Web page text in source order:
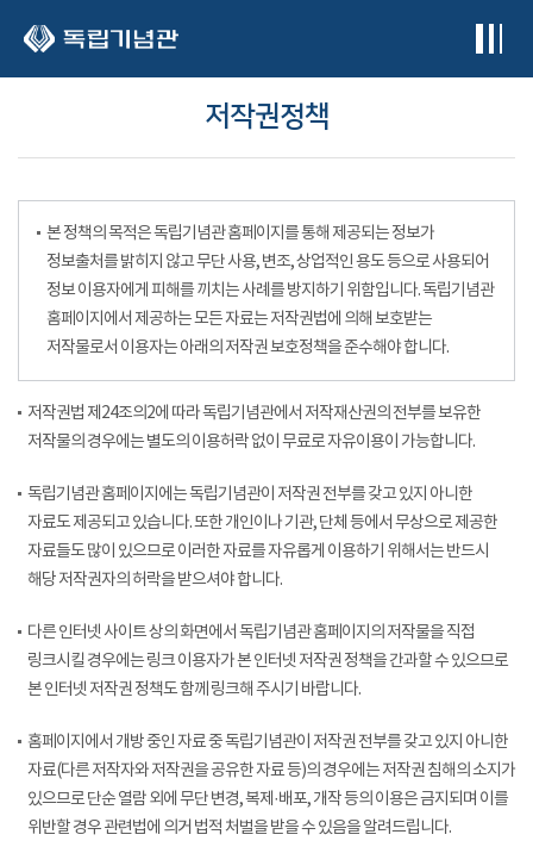
저작권정책
본 정책의 목적은 독립기념관 홈페이지를 통해 제공되는 정보가
정보출처를 밝히지 않고 무단 사용, 변조, 상업적인 용도 등으로 사용되어
정보 이용자에게 피해를 끼치는 사례를 방지하기 위함입니다. 독립기념관
홈페이지에서 제공하는 모든 자료는 저작권법에 의해 보호받는
저작물로서 이용자는 아래의 저작권 보호정책을 준수해야 합니다.
저작권법 제24조의2에 따라 독립기념관에서 저작재산권의 전부를 보유한
저작물의 경우에는 별도의 이용허락 없이 무료로 자유이용이 가능합니다.
독립기념관 홈페이지에는 독립기념관이 저작권 전부를 갖고 있지 아니한
자료도 제공되고 있습니다. 또한 개인이나 기관, 단체 등에서 무상으로 제공한
자료들도 많이 있으므로 이러한 자료를 자유롭게 이용하기 위해서는 반드시
해당 저작권자의 허락을 받으셔야 합니다.
다른 인터넷 사이트 상의 화면에서 독립기념관 홈페이지의 저작물을 직접
링크시킬 경우에는 링크 이용자가 본 인터넷 저작권 정책을 간과할 수 있으므로
본 인터넷 저작권 정책도 함께 링크해 주시기 바랍니다.
홈페이지에서 개방 중인 자료 중 독립기념관이 저작권 전부를 갖고 있지 아니한
자료(다른 저작자와 저작권을 공유한 자료 등)의 경우에는 저작권 침해의 소지가
있으므로 단순 열람 외에 무단 변경, 복제·배포, 개작 등의 이용은 금지되며 이를
위반할 경우 관련법에 의거 법적 처벌을 받을 수 있음을 알려드립니다.